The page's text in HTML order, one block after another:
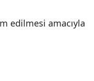
edilmesi amacıyla